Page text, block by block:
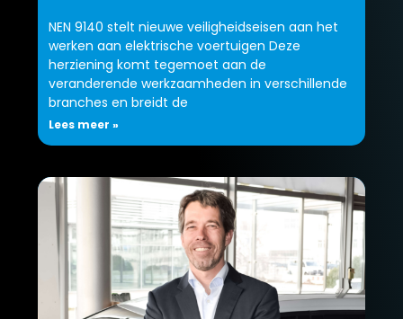
NEN 9140 stelt nieuwe veiligheidseisen aan het
werken aan elektrische voertuigen Deze
herziening komt tegemoet aan de
veranderende werkzaamheden in verschillende
branches en breidt de
Lees meer »